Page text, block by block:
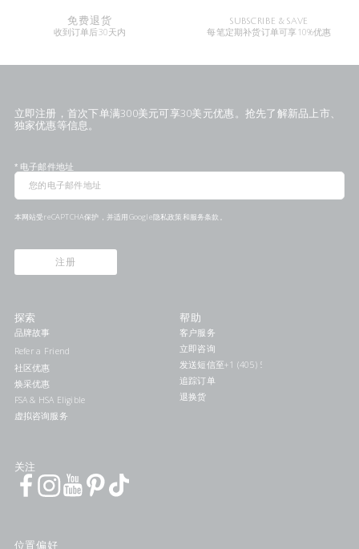
免费退货
收到订单后30天内
SUBSCRIBE & SAVE
每笔定期补货订单可享10%优惠
立即注册，首次下单满300美元可享30美元优惠。抢先了解新品上市、
独家优惠等信息。
* 电子邮件地址
本网站受reCAPTCHA保护，并适用Google隐私政策和服务条款 。
注册
探索
品牌故事
Refer a Friend
社区优惠
焕采优惠
FSA & HSA Eligible
虚拟咨询服务
帮助
客户服务
立即咨询
发送短信至+1 (405) 578-7046联系我们
追踪订单
退换货
关注
位置偏好